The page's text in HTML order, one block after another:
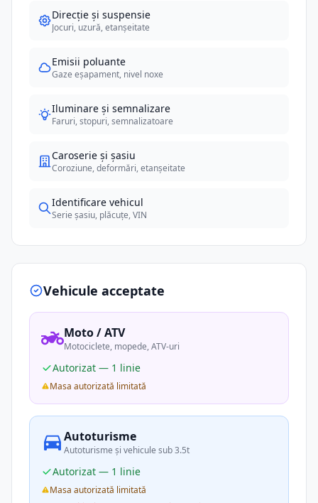
Direcție și suspensie
Jocuri, uzură, etanșeitate
Emisii poluante
Gaze eșapament, nivel noxe
Iluminare și semnalizare
Faruri, stopuri, semnalizatoare
Caroserie și șasiu
Coroziune, deformări, etanșeitate
Identificare vehicul
Serie șasiu, plăcuțe, VIN
Vehicule acceptate
Moto / ATV
Motociclete, mopede, ATV-uri
Autorizat — 1 linie
Masa autorizată limitată
Autoturisme
Autoturisme și vehicule sub 3.5t
Autorizat — 1 linie
Masa autorizată limitată